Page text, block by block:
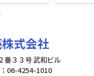
式会社
番３３号 武和ビル
06-4254-1010